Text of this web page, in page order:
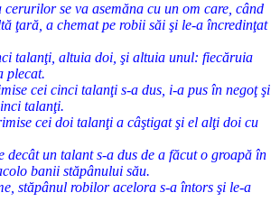
se va asemăna cu un om care, când
ţară, a chemat pe robii săi şi le-a încredinţat
talanţi, altuia doi, şi altuia unul: fiecăruia
plecat.
cei cinci talanţi s-a dus, i-a pus în negoţ şi
talanţi.
cei doi talanţi a câştigat şi el alţi doi cu
decât un talant s-a dus de a făcut o groapă în
banii stăpânului său.
stăpânul robilor acelora s-a întors şi le-a